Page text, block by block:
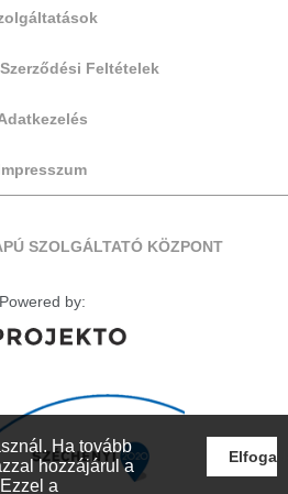
Ha tovább
hozzájárul a
a
Feltételek
SZOLGÁLTATÓ KÖZPONT
Powered by: